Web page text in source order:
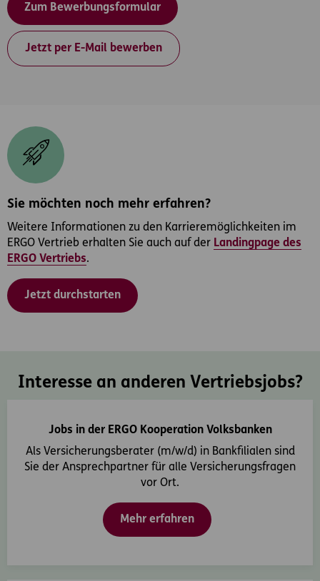
Zum Bewerbungsformular
Jetzt per E-Mail bewerben
Sie möchten noch mehr erfahren?
Weitere Informationen zu den Karrieremöglichkeiten im
ERGO Vertrieb erhalten Sie auch auf der Landingpage des
ERGO Vertriebs.
Jetzt durchstarten
Interesse an anderen Vertriebsjobs?
Jobs in der ERGO Kooperation Volksbanken
Als Versicherungsberater (m/w/d) in Bankfilialen sind
Sie der Ansprechpartner für alle Versicherungsfragen
vor Ort.
Mehr erfahren